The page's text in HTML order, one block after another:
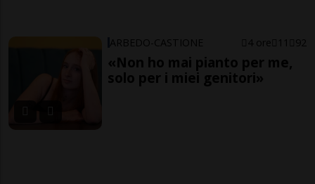
ARBEDO-CASTIONE 4 ore 11 92
«Non ho mai pianto per me,
solo per i miei genitori»